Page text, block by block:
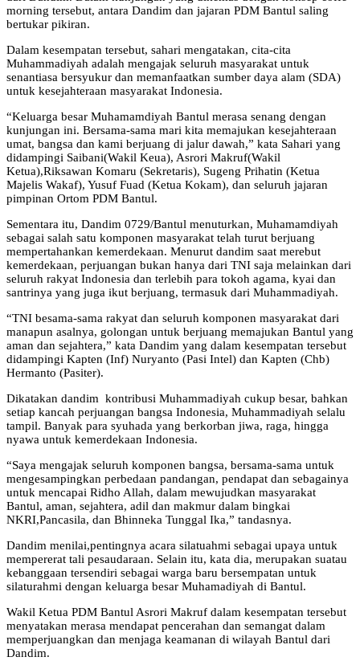
morning tersebut, antara Dandim dan jajaran PDM Bantul saling
bertukar pikiran.
Dalam kesempatan tersebut, sahari mengatakan, cita-cita
Muhammadiyah adalah mengajak seluruh masyarakat untuk
senantiasa bersyukur dan memanfaatkan sumber daya alam (SDA)
untuk kesejahteraan masyarakat Indonesia.
“Keluarga besar Muhamamdiyah Bantul merasa senang dengan
kunjungan ini. Bersama-sama mari kita memajukan kesejahteraan
umat, bangsa dan kami berjuang di jalur dawah,” kata Sahari yang
didampingi Saibani(Wakil Keua), Asrori Makruf(Wakil
Ketua),Riksawan Komaru (Sekretaris), Sugeng Prihatin (Ketua
Majelis Wakaf), Yusuf Fuad (Ketua Kokam), dan seluruh jajaran
pimpinan Ortom PDM Bantul.
Sementara itu, Dandim 0729/Bantul menuturkan, Muhamamdiyah
sebagai salah satu komponen masyarakat telah turut berjuang
mempertahankan kemerdekaan. Menurut dandim saat merebut
kemerdekaan, perjuangan bukan hanya dari TNI saja melainkan dari
seluruh rakyat Indonesia dan terlebih para tokoh agama, kyai dan
santrinya yang juga ikut berjuang, termasuk dari Muhammadiyah.
“TNI besama-sama rakyat dan seluruh komponen masyarakat dari
manapun asalnya, golongan untuk berjuang memajukan Bantul yang
aman dan sejahtera,” kata Dandim yang dalam kesempatan tersebut
didampingi Kapten (Inf) Nuryanto (Pasi Intel) dan Kapten (Chb)
Hermanto (Pasiter).
Dikatakan dandim kontribusi Muhammadiyah cukup besar, bahkan
setiap kancah perjuangan bangsa Indonesia, Muhammadiyah selalu
tampil. Banyak para syuhada yang berkorban jiwa, raga, hingga
nyawa untuk kemerdekaan Indonesia.
“Saya mengajak seluruh komponen bangsa, bersama-sama untuk
mengesampingkan perbedaan pandangan, pendapat dan sebagainya
untuk mencapai Ridho Allah, dalam mewujudkan masyarakat
Bantul, aman, sejahtera, adil dan makmur dalam bingkai
NKRI,Pancasila, dan Bhinneka Tunggal Ika,” tandasnya.
Dandim menilai,pentingnya acara silatuahmi sebagai upaya untuk
mempererat tali pesaudaraan. Selain itu, kata dia, merupakan suatau
kebanggaan tersendiri sebagai warga baru bersempatan untuk
silaturahmi dengan keluarga besar Muhamadiyah di Bantul.
Wakil Ketua PDM Bantul Asrori Makruf dalam kesempatan tersebut
menyatakan merasa mendapat pencerahan dan semangat dalam
memperjuangkan dan menjaga keamanan di wilayah Bantul dari
Dandim.